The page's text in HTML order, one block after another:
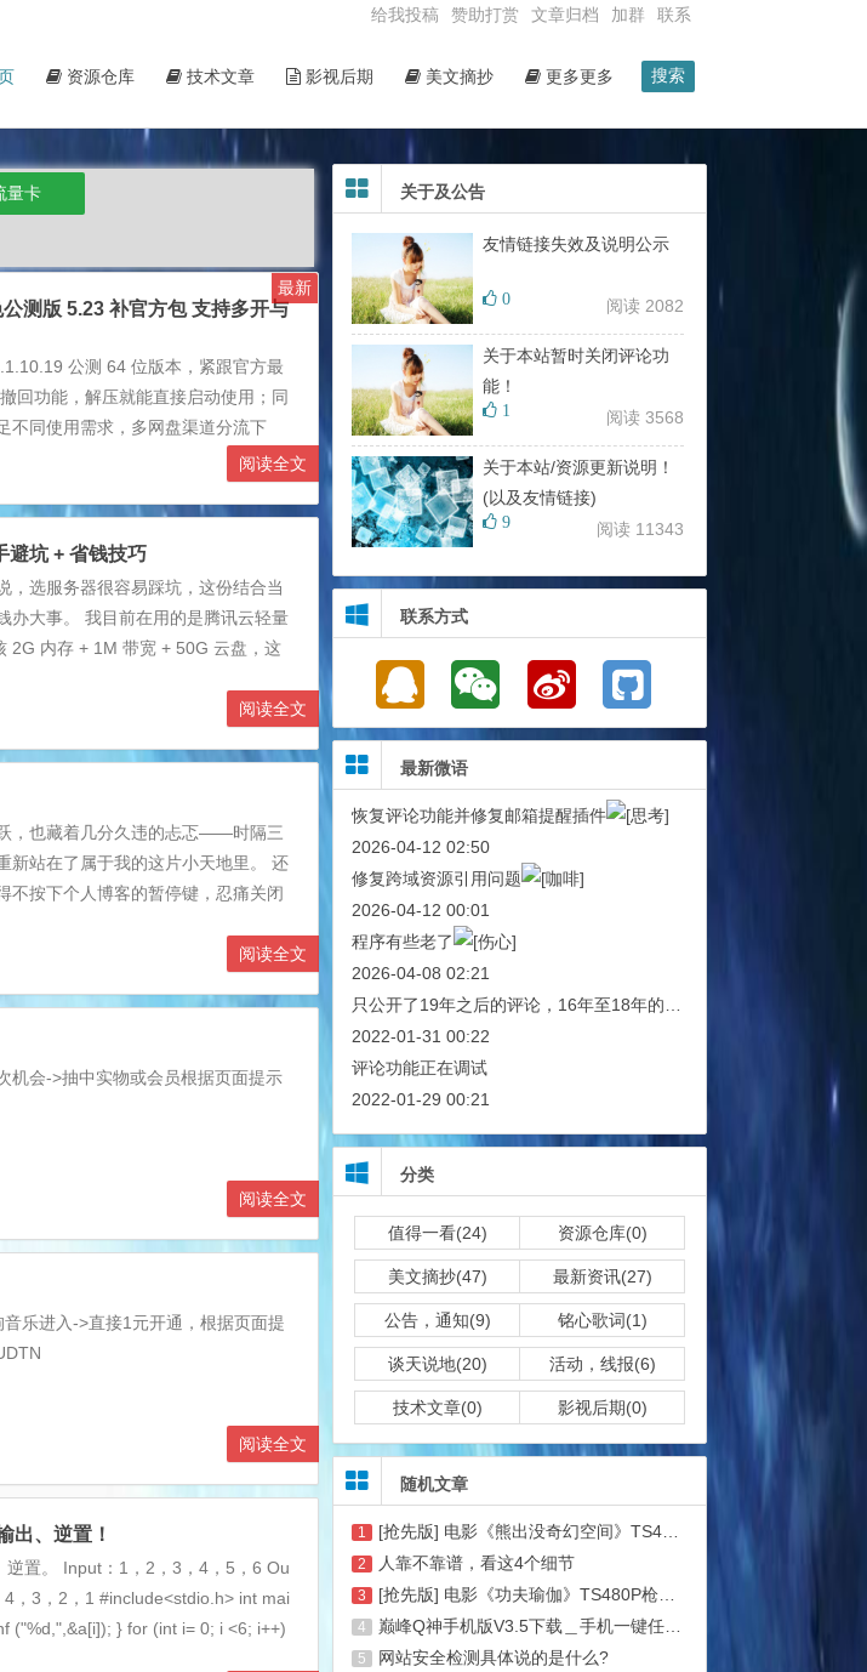
给我投稿 赞助打赏 文章归档 加群 联系
搜索
资源仓库 技术文章 影视后期 美文摘抄 更多更多
量卡
测版 5.23 补官方包 支持多开与
公测 64 位版本，紧跟官方最
回功能，解压就能直接启动使用；同
不同使用需求，多网盘渠道分流下
绿色版（无需额外打补丁） 百度网
&nb
最新
阅读全文
避坑 + 省钱技巧
，选服务器很容易踩坑，这份结合当
办大事。 我目前在用的是腾讯云轻量
2G 内存 + 1M 带宽 + 50G 云盘，这
要花钱、要备案、还要花时间维护，
平台，零成本、易运营，专...
阅读全文
，也藏着几分久违的忐忑——时隔三
新站在了属于我的这片小天地里。 还
不按下个人博客的暂停键，忍痛关闭
碎念，到后来的生活感悟、成长记
的一天。 这三年里，我偶尔会想起这
些素未谋面却留下温暖评论的朋
，偶...
阅读全文
机会->抽中实物或会员根据页面提示
阅读全文
乐进入->直接1元开通，根据页面提
阅读全文
出、逆置！
置。 Input：1，2，3，4，5，6 Ou
2，1 #include<stdio.h> int mai
("%d,",&a[i]); } for (int i= 0; i <6; i++)
关于及公告
友情链接失效及说明公示
阅读 2082
0
关于本站暂时关闭评论功
能！
阅读 3568
1
关于本站/资源更新说明！
(以及友情链接)
阅读 11343
9
联系方式
最新微语
恢复评论功能并修复邮箱提醒插件
2026-04-12 02:50
修复跨域资源引用问题
2026-04-12 00:01
程序有些老了
2026-04-08 02:21
2022-01-31 00:22
评论功能正在调试
2022-01-29 00:21
分类
值得一看(24) 资源仓库(0)
美文摘抄(47) 最新资讯(27)
公告，通知(9) 铭心歌词(1)
谈天说地(20) 活动，线报(6)
技术文章(0) 影视后期(0)
随机文章
1 [抢先版] 电影《熊出没奇幻空间》TS480P枪版百度云观看.画质一般
2 人靠不靠谱，看这4个细节
3 [抢先版] 电影《功夫瑜伽》TS480P枪版百度云观看.画质一般
4 巅峰Q神手机版V3.5下载＿手机一键任务签到神器【持续更新页】
5 网站安全检测具体说的是什么?